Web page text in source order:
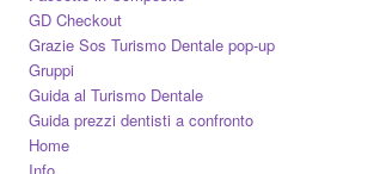
GD Checkout
Grazie Sos Turismo Dentale pop-up
Gruppi
Guida al Turismo Dentale
Guida prezzi dentisti a confronto
Home
Info